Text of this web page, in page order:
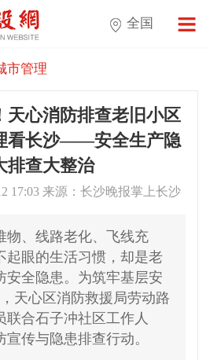
全国
市管理
天心消防排查老旧小区
看长沙——安全生产隐
排查大整治
17:03 来源：长沙晚报掌上长沙
物、线路老化、飞线充
眼的生活习惯，却是老
安全隐患。为筑牢基层安
天心区消防救援局劳动路
联合石子冲社区工作人
传与隐患排查行动。